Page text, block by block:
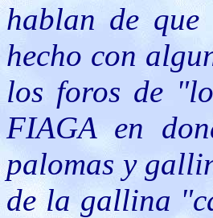
hablan de
hecho con
los foros de
FIAGA en
palomas y
de la gallina